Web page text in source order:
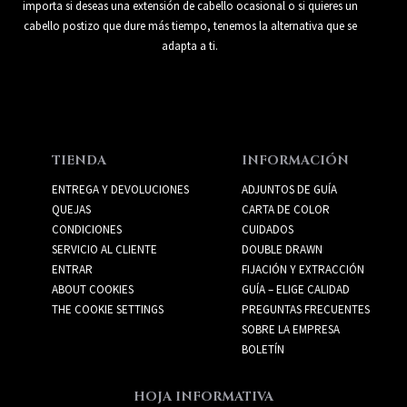
importa si deseas una extensión de cabello ocasional o si quieres un
cabello postizo que dure más tiempo, tenemos la alternativa que se
adapta a ti.
TIENDA
ENTREGA Y DEVOLUCIONES
QUEJAS
CONDICIONES
SERVICIO AL CLIENTE
ENTRAR
ABOUT COOKIES
THE COOKIE SETTINGS
INFORMACIÓN
ADJUNTOS DE GUÍA
CARTA DE COLOR
CUIDADOS
DOUBLE DRAWN
FIJACIÓN Y EXTRACCIÓN
GUÍA – ELIGE CALIDAD
PREGUNTAS FRECUENTES
SOBRE LA EMPRESA
BOLETÍN
HOJA INFORMATIVA